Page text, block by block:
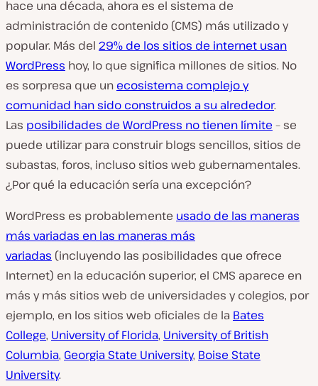
hace una década, ahora es el sistema de
administración de contenido (CMS) más utilizado y
popular. Más del 29% de los sitios de internet usan
WordPress hoy, lo que significa millones de sitios. No
es sorpresa que un ecosistema complejo y
comunidad han sido construidos a su alrededor.
Las posibilidades de WordPress no tienen límite – se
puede utilizar para construir blogs sencillos, sitios de
subastas, foros, incluso sitios web gubernamentales.
¿Por qué la educación sería una excepción?
WordPress es probablemente usado de las maneras
más variadas en las maneras más
variadas (incluyendo las posibilidades que ofrece
Internet) en la educación superior, el CMS aparece en
más y más sitios web de universidades y colegios, por
ejemplo, en los sitios web oficiales de la Bates
College, University of Florida, University of British
Columbia, Georgia State University, Boise State
University.